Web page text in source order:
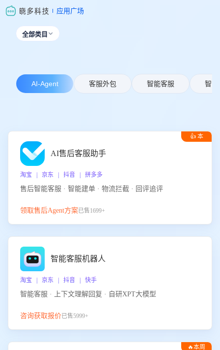
应用广场
全部类目 
AI-Agent 客服外包 智能客服 智能
👍 本
AI售后客服助手
淘宝 | 京东 | 抖音 | 拼多多
售后智能客服 · 智能建单 · 物流拦截 · 回评追评
领取售后Agent方案已售1699+
智能客服机器人
淘宝 | 京东 | 抖音 | 快手
智能客服 · 上下文理解回复 · 自研XPT大模型
咨询获取报价已售5999+
🔥本周